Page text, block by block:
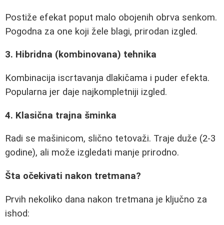
Postiže efekat poput malo obojenih obrva senkom.
Pogodna za one koji žele blagi, prirodan izgled.
3. Hibridna (kombinovana) tehnika
Kombinacija iscrtavanja dlakičama i puder efekta.
Popularna jer daje najkompletniji izgled.
4. Klasična trajna šminka
Radi se mašinicom, slično tetovaži. Traje duže (2-3
godine), ali može izgledati manje prirodno.
Šta očekivati nakon tretmana?
Prvih nekoliko dana nakon tretmana je ključno za
ishod: